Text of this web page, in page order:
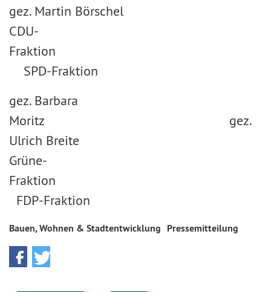
gez. Martin Börschel
CDU-
Fraktion
SPD-Fraktion
gez. Barbara
Moritz gez.
Ulrich Breite
Grüne-
Fraktion
FDP-Fraktion
Bauen, Wohnen & Stadtentwicklung Pressemitteilung